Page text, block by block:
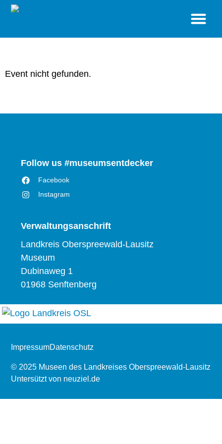
Event nicht gefunden.
Follow us #museumsentdecker
Facebook
Instagram
Verwaltungsanschrift
Landkreis Oberspreewald-Lausitz
Museum
Dubinaweg 1
01968 Senftenberg
© 2025 Museen des Landkreises Oberspreewald-Lausitz
Untersützt von neuziel.de
ImpressumDatenschutz